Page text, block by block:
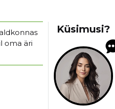
oma äri
Küsimusi?